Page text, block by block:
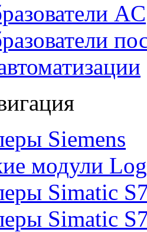
AC
Siemens
модули
Simatic
Simatic